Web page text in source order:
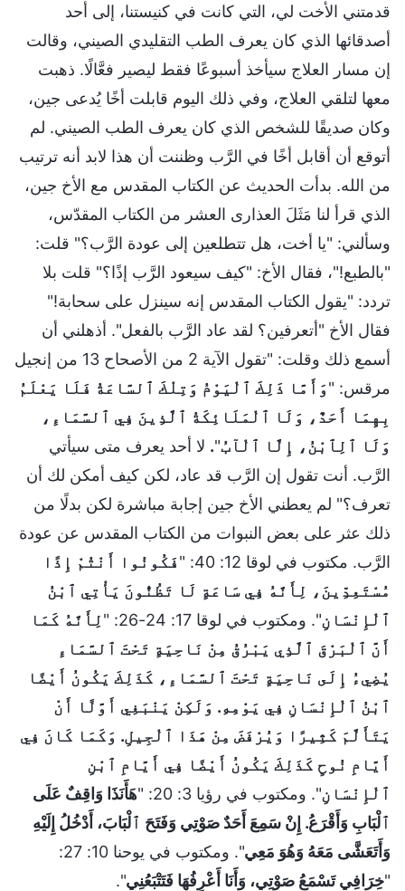
قدمتني الأخت لي، التي كانت في كنيستنا، إلى أحد
أصدقائها الذي كان يعرف الطب التقليدي الصيني، وقالت
إن مسار العلاج سيأخذ أسبوعًا فقط ليصير فعَّالًا. ذهبت
معها لتلقي العلاج، وفي ذلك اليوم قابلت أخًا يُدعى جين،
وكان صديقًا للشخص الذي كان يعرف الطب الصيني. لم
أتوقع أن أقابل أخًا في الرَّب وظننت أن هذا لابد أنه ترتيب
من الله. بدأت الحديث عن الكتاب المقدس مع الأخ جين،
الذي قرأ لنا مَثَلَ العذارى العشر من الكتاب المقدّس،
وسألني: "يا أخت، هل تتطلعين إلى عودة الرَّب؟" قلت:
"بالطبع!"، فقال الأخ: "كيف سيعود الرَّب إذًا؟" قلت بلا
تردد: "يقول الكتاب المقدس إنه سينزل على سحابة!"
فقال الأخ "أتعرفين؟ لقد عاد الرَّب بالفعل". أذهلني أن
أسمع ذلك وقلت: "تقول الآية 2 من الأصحاح 13 من إنجيل
مرقس: "وَأَمَّا ذَلِكَ ٱلْيَوْمُ وَتِلْكَ ٱلسَّاعَةُ فَلَا يَعْلَمُ
بِهِمَا أَحَدٌ، وَلَا ٱلْمَلَائِكَةُ ٱلَّذِينَ فِي ٱلسَّمَاءِ،
وَلَا ٱلِٱبْنُ، إِلَّا ٱلْآبُ"
. لا أحد يعرف متى سيأتي
الرَّب. أنت تقول إن الرَّب قد عاد، لكن كيف أمكن لك أن
تعرف؟" لم يعطني الأخ جين إجابة مباشرة لكن بدلًا من
ذلك عثر على بعض النبوات من الكتاب المقدس عن عودة
الرَّب. مكتوب في لوقا 12: 40: "
فَكُونُوا أَنْتُمْ إِذًا
مُسْتَعِدِّينَ، لِأَنَّهُ فِي سَاعَةٍ لَا تَظُنُّونَ يَأْتِي ٱبْنُ
ٱلْإِنْسَانِ". ومكتوب في لوقا 17: 24-26: "
لِأَنَّهُ كَمَا
أَنَّ ٱلْبَرْقَ ٱلَّذِي يَبْرُقُ مِنْ نَاحِيَةٍ تَحْتَ ٱلسَّمَاءِ
يُضِيءُ إِلَى نَاحِيَةٍ تَحْتَ ٱلسَّمَاءِ، كَذَلِكَ يَكُونُ أَيْضًا
ٱبْنُ ٱلْإِنْسَانِ فِي يَوْمِهِ. وَلَكِنْ يَنْبَغِي أَوَّلًا أَنْ
يَتَأَلَّمَ كَثِيرًا وَيُرْفَضَ مِنْ هَذَا ٱلْجِيلِ. وَكَمَا كَانَ فِي
أَيَّامِ نُوحٍ كَذَلِكَ يَكُونُ أَيْضًا فِي أَيَّامِ ٱبْنِ
ٱلْإِنْسَانِ". ومكتوب في رؤيا 3: 20: "
هَأَنَذَا وَاقِفٌ عَلَى
ٱلْبَابِ وَأَقْرَعُ. إِنْ سَمِعَ أَحَدٌ صَوْتِي وَفَتَحَ ٱلْبَابَ، أَدْخُلُ إِلَيْهِ
وَأَتَعَشَّى مَعَهُ وَهُوَ مَعِي
". ومكتوب في يوحنا 10: 27:
"خِرَافِي تَسْمَعُ صَوْتِي، وَأَنَا أَعْرِفُهَا فَتَتْبَعُنِي".